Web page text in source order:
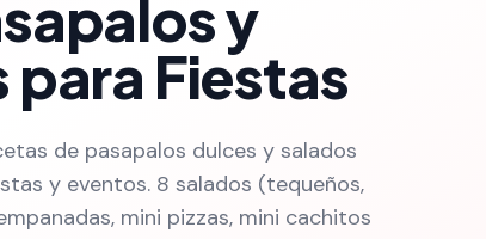
y
Fiestas
de pasapalos dulces y salados
y eventos. 8 salados (tequeños,
mini pizzas, mini cachitos